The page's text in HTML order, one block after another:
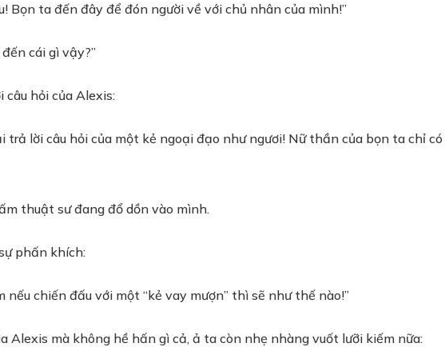
Bọn ta đến đây để đón người về với chủ nhân của mình!”
cái gì vậy?”
câu hỏi của Alexis:
lời câu hỏi của một kẻ ngoại đạo như ngươi! Nữ thần của bọn ta chỉ
thuật sư đang đổ dồn vào mình.
phấn khích:
chiến đấu với một “kẻ vay mượn” thì sẽ như thế nào!”
Alexis mà không hề hấn gì cả, ả ta còn nhẹ nhàng vuốt lưỡi kiếm nữa: